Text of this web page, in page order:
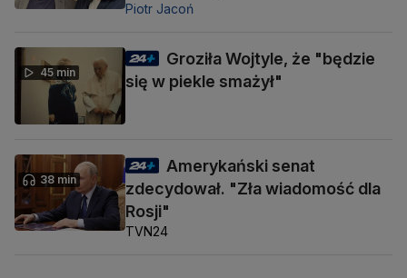
Piotr Jacoń
45 min
Groziła Wojtyle, że "będzie
się w piekle smażył"
38 min
Amerykański senat
zdecydował. "Zła wiadomość dla
Rosji"
TVN24